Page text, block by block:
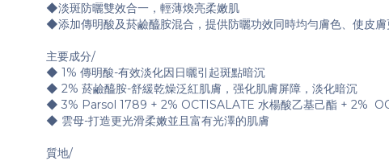
◆淡斑防曬雙效合一，輕薄煥亮柔嫩肌
◆添加傳明酸及菸鹼醯胺混合，提供防曬功效同時均勻膚色、使皮
主要成分/
◆ 1% 傳明酸-有效淡化因日曬引起斑點暗沉
◆ 2% 菸鹼醯胺-舒緩乾燥泛紅肌膚，强化肌膚屏障，淡化暗沉
◆ 3% Parsol 1789 + 2% OCTISALATE 水楊酸乙基己酯 + 2%
◆ 雲母-打造更光滑柔嫩並且富有光澤的肌膚
質地/